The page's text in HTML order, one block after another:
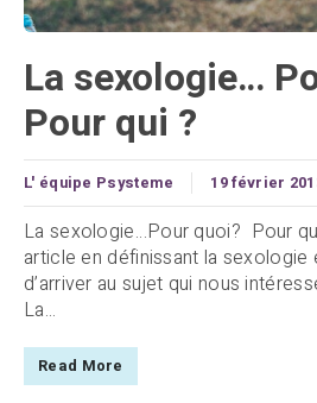
La sexologie…
Pour qui ?
L' équipe Psysteme 19 février
La sexologie…Pour quoi? Pour
article en définissant la
d’arriver au sujet qui nous
La...
Read More